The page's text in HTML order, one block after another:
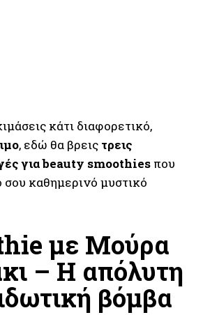
κάτι διαφορετικό,
, εδώ θα βρεις τρεις
για beauty smoothies που
σου καθημερινό μυστικό
με Μούρα
– Η απόλυτη
βόμβα